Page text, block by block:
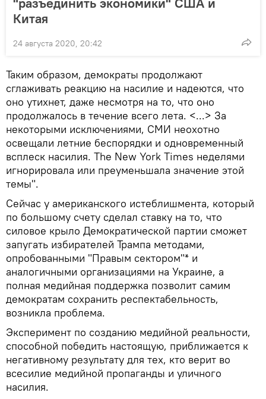
Китая
24 августа 2020, 20:42
Таким образом, демократы продолжают
сглаживать реакцию на насилие и надеются, что
оно утихнет, даже несмотря на то, что оно
продолжалось в течение всего лета. <...> За
некоторыми исключениями, СМИ неохотно
освещали летние беспорядки и одновременный
всплеск насилия. The New York Times неделями
игнорировала или преуменьшала значение этой
темы".
Сейчас у американского истеблишмента, который
по большому счету сделал ставку на то, что
силовое крыло Демократической партии сможет
запугать избирателей Трампа методами,
опробованными "Правым сектором"* и
аналогичными организациями на Украине, а
полная медийная поддержка позволит самим
демократам сохранить респектабельность,
возникла проблема.
Эксперимент по созданию медийной реальности,
способной победить настоящую, приближается к
негативному результату для тех, кто верит во
всесилие медийной пропаганды и уличного
насилия.